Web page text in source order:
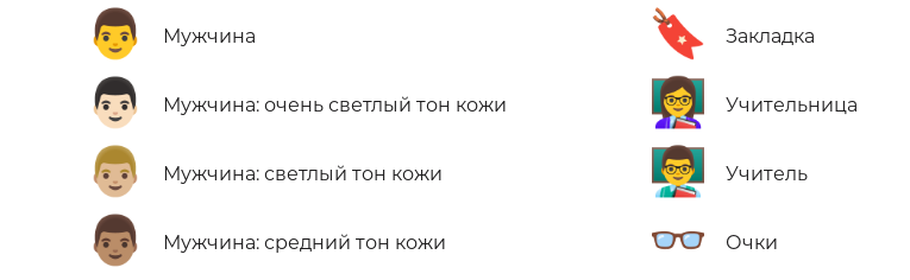
👨 Мужчина
👨🏻 Мужчина: очень светлый тон кожи
👨🏼 Мужчина: светлый тон кожи
👨🏽 Мужчина: средний тон кожи
🔖 Закладка
👩‍🏫 Учительница
👨‍🏫 Учитель
👓 Очки